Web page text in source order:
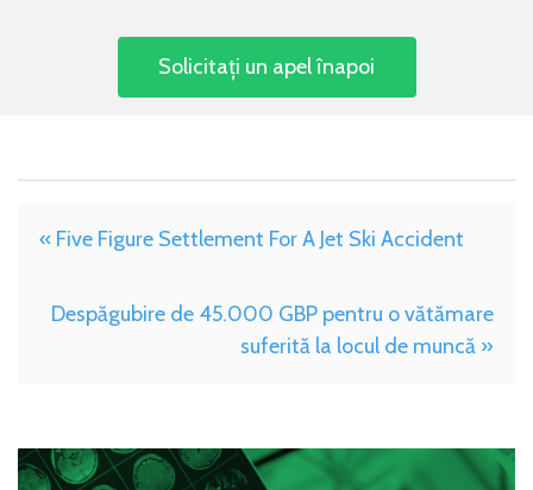
« Five Figure Settlement For A Jet Ski Accident
Despăgubire de 45.000 GBP pentru o vătămare
suferită la locul de muncă »